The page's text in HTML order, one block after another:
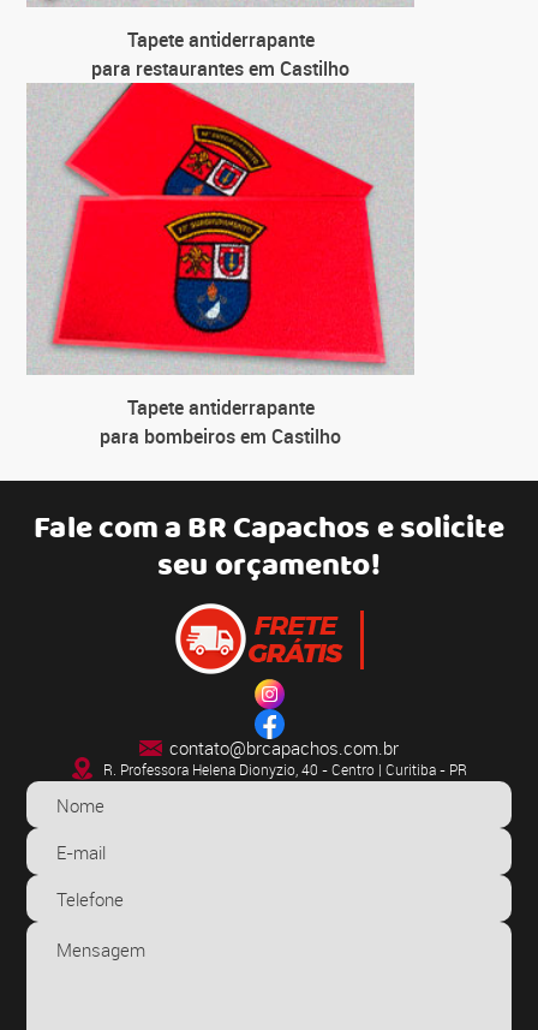
Tapete antiderrapante
para restaurantes em Castilho
Tapete antiderrapante
para bombeiros em Castilho
Fale com aBR Capachose solicite
seu orçamento!
contato@brcapachos.com.br
R. Professora Helena Dionyzio, 40 - Centro | Curitiba - PR